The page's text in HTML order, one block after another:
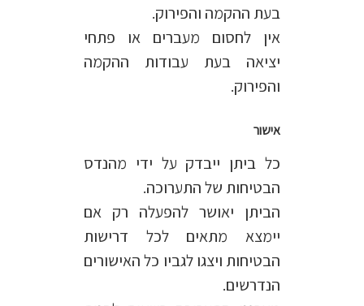
בעת ההקמה והפירוק.
אין לחסום מעברים או פתחי
יציאה בעת עבודות ההקמה
והפירוק.
אישור
כל ביתן ייבדק על ידי מהנדס
הבטיחות של התערוכה.
הביתן יאושר להפעלה רק אם
יימצא מתאים לכל דרישות
הבטיחות ויצגו לגביו כל האישורים
הנדרשים.